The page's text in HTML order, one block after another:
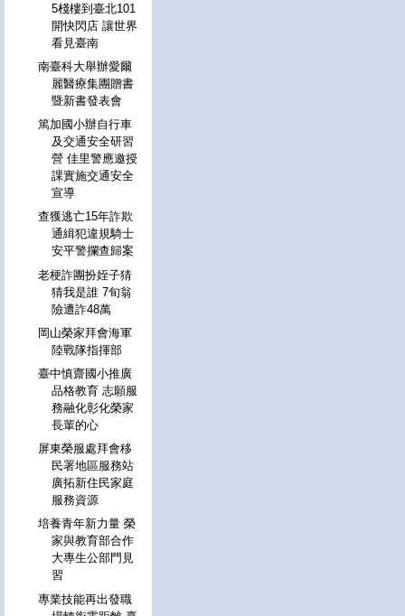
5棧樓到臺北101
開快閃店 讓世界
看見臺南
南臺科大舉辦愛爾
麗醫療集團贈書
暨新書發表會
篤加國小辦自行車
及交通安全研習
營 佳里警應邀授
課實施交通安全
宣導
查獲逃亡15年詐欺
通緝犯違規騎士
安平警攔查歸案
老梗詐團扮姪子猜
猜我是誰 7旬翁
險遭詐48萬
岡山榮家拜會海軍
陸戰隊指揮部
臺中慎齋國小推廣
品格教育 志願服
務融化彰化榮家
長輩的心
屏東榮服處拜會移
民署地區服務站
廣拓新住民家庭
服務資源
培養青年新力量 榮
家與教育部合作
大專生公部門見
習
專業技能再出發職